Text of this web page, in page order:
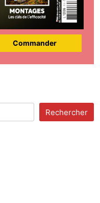
Commander
Rechercher